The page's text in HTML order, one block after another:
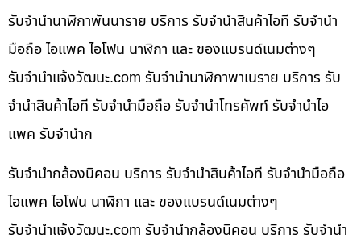
รับจำนำนาฬิกาพันนาราย บริการ รับจำนำสินค้าไอที รับจำนำ
มือถือ ไอแพค ไอโฟน นาฬิกา และ ของแบรนด์เนมต่างๆ
รับจํานําแจ้งวัฒนะ.com รับจำนำนาฬิกาพาเนราย บริการ รับ
จำนำสินค้าไอที รับจำนำมือถือ รับจำนำโทรศัพท์ รับจำนำไอ
แพค รับจำนำก
รับจำนำกล้องนิคอน บริการ รับจำนำสินค้าไอที รับจำนำมือถือ
ไอแพค ไอโฟน นาฬิกา และ ของแบรนด์เนมต่างๆ
รับจํานําแจ้งวัฒนะ.com รับจำนำกล้องนิคอน บริการ รับจำนำ